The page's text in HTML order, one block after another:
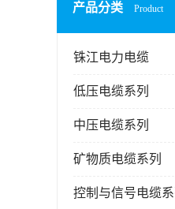
产品分类 Product
铢江电力电缆
低压电缆系列
中压电缆系列
矿物质电缆系列
控制与信号电缆系